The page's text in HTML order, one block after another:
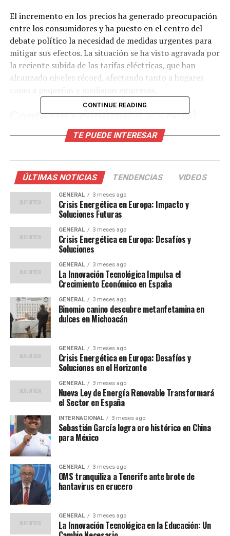
El incremento en los precios ha generado preocupación
entre los consumidores y ha puesto en el centro del
debate político la necesidad de medidas urgentes para
mitigar sus efectos. La situación se ha visto agravada por
la reciente subida de las tarifas eléctricas, que han
alcanzado niveles récord, afectando tanto a hogares
Contexto Económico y Social
La economía española, que aún se recupera de los
el desafío de controlar la inflación sin frenar el
crecimiento económico. El Banco de España ha
advertido que, aunque se espera una moderación en la
inflación para el próximo año, los riesgos de una
inflación persistente no deben subestimarse.
El aumento de los precios de la energía se debe en parte
a factores globales, como la escasez de gas natural y las
tensiones geopolíticas que afectan a los suministros.
Además, la transición hacia fuentes de energía
renovable, aunque necesaria, ha contribuido a la
volatilidad en los precios.
Opiniones de Expertos
Economistas y analistas han expresado su preocupación
por el impacto del aumento del costo de vida en la
población más vulnerable. Según María López,
economista del Centro de Estudios Económicos, “la
inflación está erosionando el poder adquisitivo de las
familias, especialmente aquellas con ingresos fijos o
bajos”.
“Es crucial que el gobierno
implemente políticas
efectivas para proteger a
los más afectados y evitar
un aumento en las
CONTINUE READING
TE PUEDE INTERESAR
ÚLTIMAS NOTICIAS TENDENCIAS VIDEOS
GENERAL 3 meses ago
Crisis Energética en Europa: Impacto y
Soluciones Futuras
GENERAL 3 meses ago
Crisis Energética en Europa: Desafíos y
Soluciones
GENERAL 3 meses ago
La Innovación Tecnológica Impulsa el
Crecimiento Económico en España
GENERAL 3 meses ago
Binomio canino descubre metanfetamina en
dulces en Michoacán
GENERAL 3 meses ago
Crisis Energética en Europa: Desafíos y
Soluciones en el Horizonte
GENERAL 3 meses ago
Nueva Ley de Energía Renovable Transformará
el Sector en España
INTERNACIONAL 3 meses ago
Sebastián García logra oro histórico en China
para México
GENERAL 3 meses ago
OMS tranquiliza a Tenerife ante brote de
hantavirus en crucero
GENERAL 3 meses ago
La Innovación Tecnológica en la Educación: Un